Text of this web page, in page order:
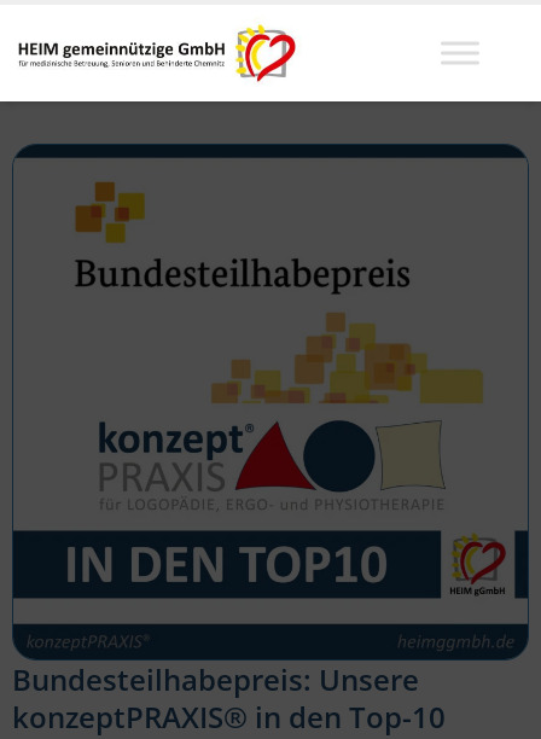
Bundesteilhabepreis: Unsere
konzeptPRAXIS® in den Top-10